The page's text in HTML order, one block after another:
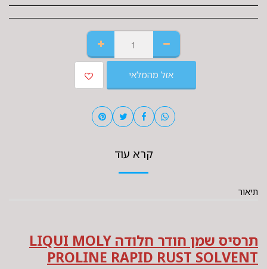
אזל מהמלאי
קרא עוד
תיאור
תרסיס שמן חודר חלודה LIQUI MOLY
PROLINE RAPID RUST SOLVENT